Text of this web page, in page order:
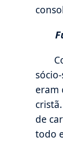
eram
de
todo